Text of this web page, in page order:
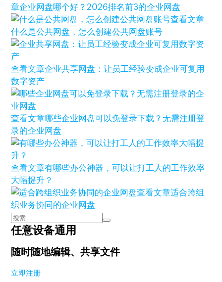
章企业网盘哪个好？2026排名前3的企业网盘
查看文章
什么是公共网盘，怎么创建公共网盘账号
查看文章企业共享网盘：让员工经验变成企业可复用
数字资产
查看文章哪些企业网盘可以免登录下载？无需注册登
录的企业网盘
查看文章有哪些办公神器，可以让打工人的工作效率
大幅提升？
查看文章适合跨组
织业务协同的企业网盘
任意设备通用
随时随地编辑、共享文件
立即注册